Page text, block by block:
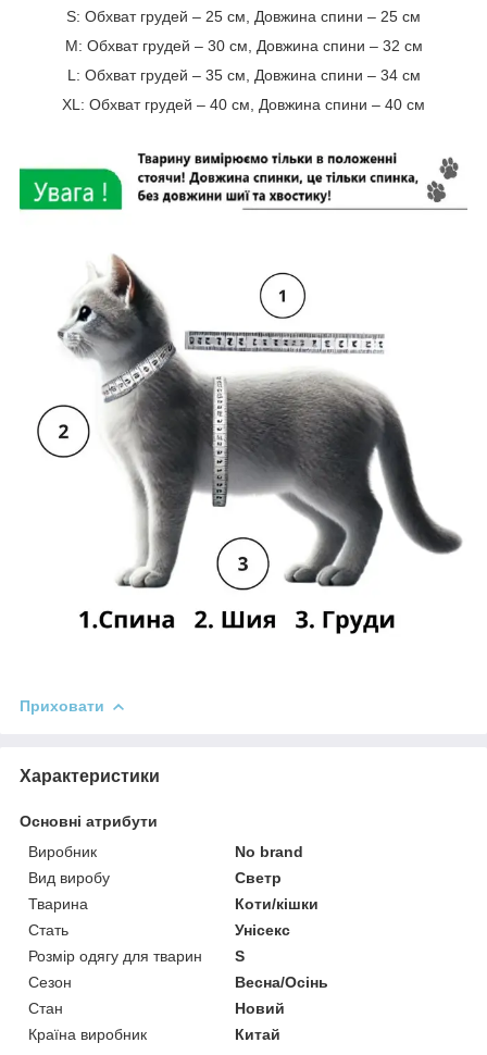
S: Обхват грудей – 25 см, Довжина спини – 25 см
M: Обхват грудей – 30 см, Довжина спини – 32 см
L: Обхват грудей – 35 см, Довжина спини – 34 см
XL: Обхват грудей – 40 см, Довжина спини – 40 см
Приховати
Характеристики
Основні атрибути
Виробник
No brand
Вид виробу
Светр
Тварина
Коти/кішки
Стать
Унісекс
Розмір одягу для тварин
S
Сезон
Весна/Осінь
Стан
Новий
Країна виробник
Китай